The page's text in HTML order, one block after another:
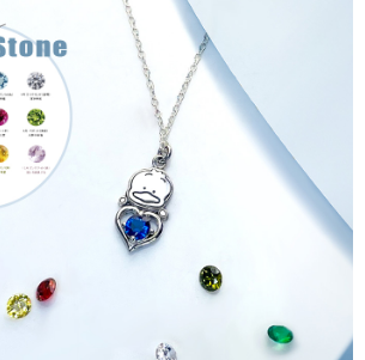
號或使用他人資訊註冊。若發現惡意使用之情形，
有權停止該用戶之使用額度並採取法律行動。